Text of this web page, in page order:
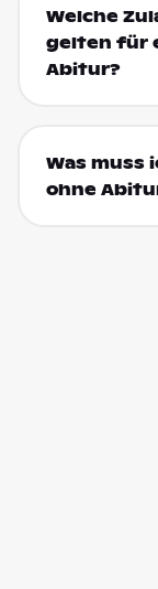
Welche
gelten für
Abitur?
Was muss
ohne